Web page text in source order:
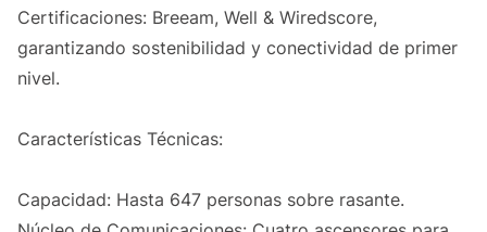
Certificaciones: Breeam, Well & Wiredscore,
garantizando sostenibilidad y conectividad de primer
nivel.
Características Técnicas:
Capacidad: Hasta 647 personas sobre rasante.